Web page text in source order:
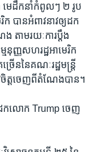
េដឹកនាំ​កំពូលៗ ២ រូប​
បាន​អំពាវនាវ​ឲ្យ​ដក​
តាម​រយៈ​ការ​ប្តឹង​
នុញ្ញ​សហរដ្ឋ​អាមេរិក​
ើន​នៃ​គណៈរដ្ឋមន្ត្រី​
ចិត្ត​ចេញ​ពី​តំណែង​បាន។
ក​លោក Trump ចេញ​